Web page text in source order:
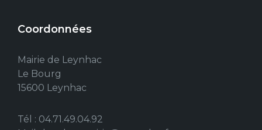
Coordonnées
Mairie de Leynhac
Le Bourg
15600 Leynhac
Tél : 04.71.49.04.92